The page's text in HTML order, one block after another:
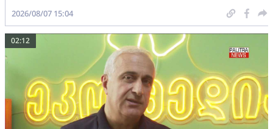
2026/08/07 15:04
02:12